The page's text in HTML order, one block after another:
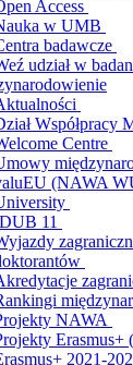
Access
w UMB
badawcze
udział w
Współpracy
Centre
(NAWA
11
NAWA
2021-